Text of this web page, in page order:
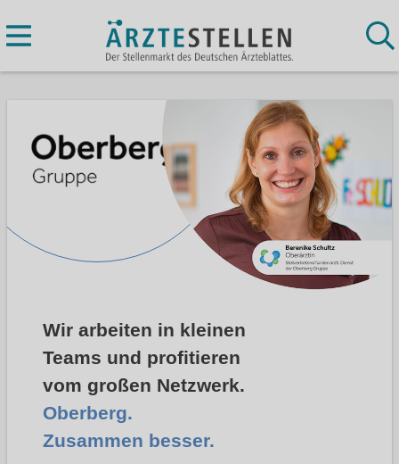
Wir arbeiten in kleinen
Teams und profitieren
vom großen Netzwerk.
Oberberg.
Zusammen besser.